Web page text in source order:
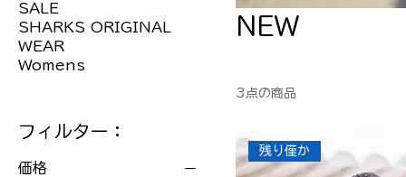
SALE
SHARKS ORIGINAL
WEAR
Womens
フィルター：
価格
NEW
3点の商品
残り僅か